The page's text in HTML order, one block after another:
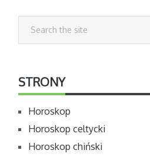
STRONY
Horoskop
Horoskop celtycki
Horoskop chiński